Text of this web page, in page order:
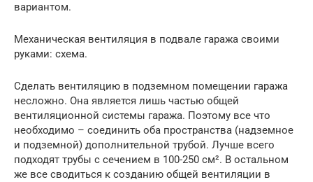
вариантом.
Механическая вентиляция в подвале гаража своими
руками: схема.
Сделать вентиляцию в подземном помещении гаража
несложно. Она является лишь частью общей
вентиляционной системы гаража. Поэтому все что
необходимо – соединить оба пространства (надземное
и подземной) дополнительной трубой. Лучше всего
подходят трубы с сечением в 100-250 см². В остальном
же все сводиться к созданию общей вентиляции в